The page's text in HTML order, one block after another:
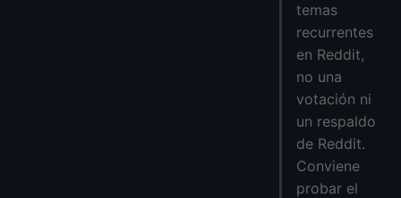
temas
recurrentes
en Reddit,
no una
votación ni
un respaldo
de Reddit.
Conviene
probar el